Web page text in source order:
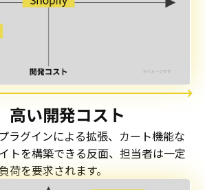
高い開発コスト
ラグインによる拡張、カート機能な
トを構築できる反面、担当者は一定
荷を要求されます。